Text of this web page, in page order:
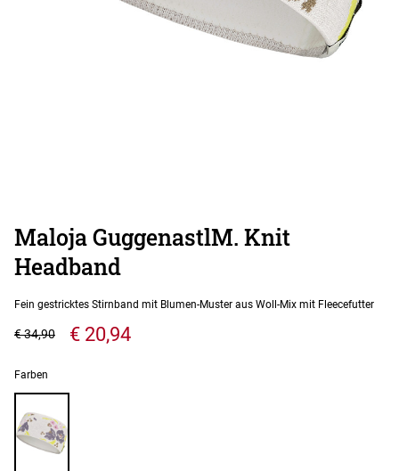
Maloja GuggenastlM. Knit
Headband
Fein gestricktes Stirnband mit Blumen-Muster aus Woll-Mix mit Fleecefutter
€ 20,94
€ 34,90
Farben